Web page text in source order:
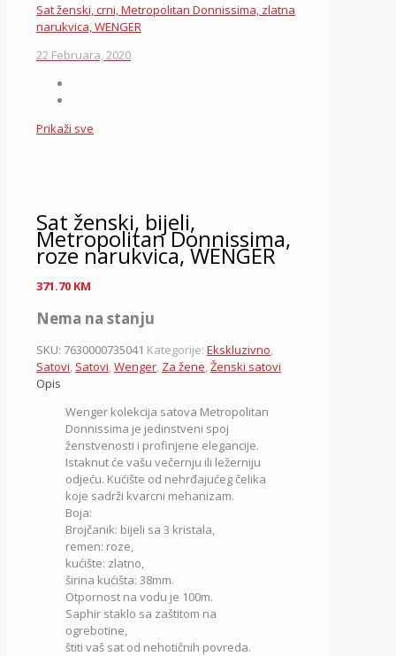
Sat ženski, crni, Metropolitan Donnissima, zlatna
narukvica, WENGER
22 Februara, 2020
Prikaži sve
Sat ženski, bijeli,
Metropolitan Donnissima,
roze narukvica, WENGER
371.70 KM
Nema na stanju
SKU: 7630000735041 Kategorije: Ekskluzivno,
Satovi, Satovi,Wenger, Za žene,Ženski satovi
Opis
Wenger kolekcija satova Metropolitan
Donnissima je jedinstveni spoj
ženstvenosti i profinjene elegancije.
Istaknut će vašu večernju ili ležerniju
odjeću. Kućište od nehrđajućeg čelika
koje sadrži kvarcni mehanizam.
Boja:
Brojčanik: bijeli sa 3 kristala,
remen: roze,
kućište: zlatno,
širina kućišta: 38mm.
Otpornost na vodu je 100m.
Saphir staklo sa zaštitom na
ogrebotine,
štiti vaš sat od nehotičnih povreda.